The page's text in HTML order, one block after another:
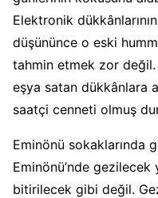
Elektronik
düşününce o eski
tahmin etmek zor
eşya satan dükkânlara
saatçi cenneti olmuş
Eminönü sokaklarında
Eminönü’nde
bitirilecek gibi değil.